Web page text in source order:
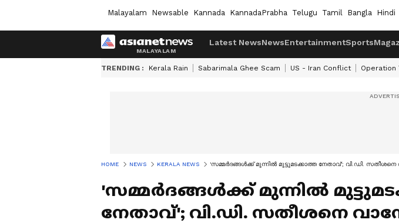
Malayalam Newsable Kannada KannadaPrabha Telugu Tamil Bangla Hindi
Latest NewsNewsEntertainmentSports
TRENDING : Kerala Rain Sabarimala Ghee Scam US - Iran Conflict Operation
HOME NEWS KERALA NEWS 'സമ്മര്‍ദങ്ങള്‍ക്ക് മുന്നില്‍ മുട്ടുമടക്കാത്ത നേതാവ്'; വി.ഡി.
'സമ്മര്‍ദങ്ങള്‍ക്ക് മുന്നില്‍
നേതാവ്'; വി.ഡി. സതീശനെ